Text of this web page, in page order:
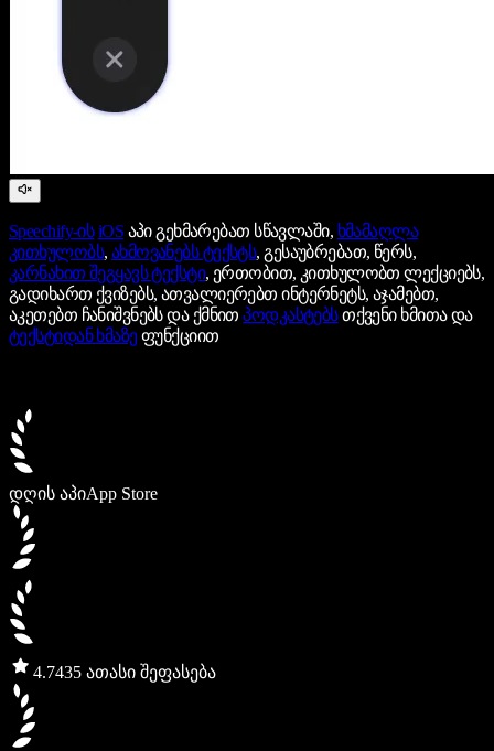
Speechify-ის iOS აპი გეხმარებათ სწავლაში, ხმამაღლა
კითხულობს, ახმოვანებს ტექსტს, გესაუბრებათ, წერს,
კარნახით შეგყავს ტექსტი, ერთობით, კითხულობთ ლექციებს,
გადიხართ ქვიზებს, ათვალიერებთ ინტერნეტს, აჯამებთ,
აკეთებთ ჩანიშვნებს და ქმნითპოდკასტებსთქვენი ხმითა და
ტექსტიდან ხმაზეფუნქციით
დღის აპიApp Store
4.7435 ათასი შეფასება